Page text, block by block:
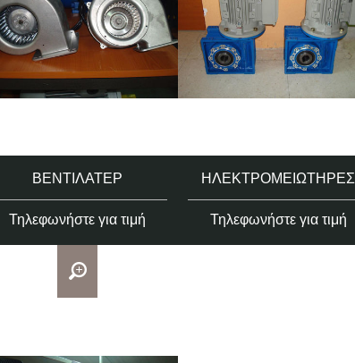
ΒΕΝΤΙΛΑΤΈΡ
Τηλεφωνήστε για τιμή
ΗΛΕΚΤΡΟΜΕΙΩΤΉΡΕΣ
Τηλεφωνήστε για τιμή